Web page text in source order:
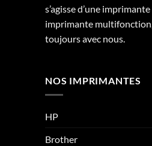
s’agisse d’une
imprimante
toujours avec nous.
NOS IMPRIMANTES
HP
Brother